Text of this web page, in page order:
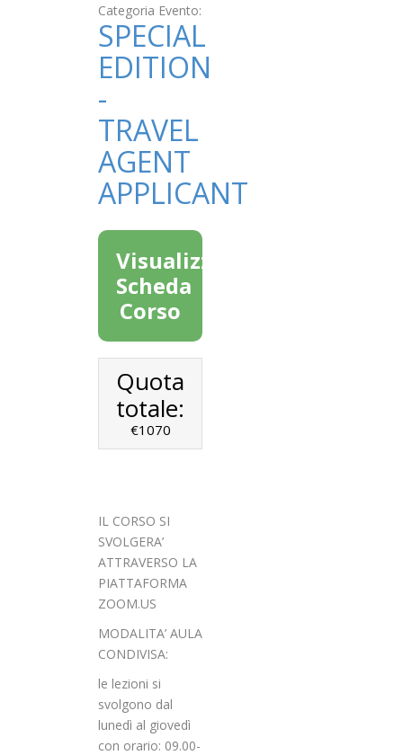
Categoria Evento:
SPECIAL
EDITION
-
TRAVEL
AGENT
APPLICANT
Visualizza
Scheda
Corso
Quota
totale:
€1070
IL CORSO SI
SVOLGERA’
ATTRAVERSO LA
PIATTAFORMA
ZOOM.US
MODALITA’ AULA
CONDIVISA:
le lezioni si
svolgono dal
lunedì al giovedì
con orario: 09.00-